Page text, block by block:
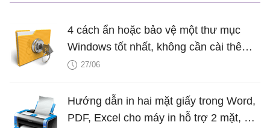
4 cách ẩn hoặc bảo vệ một thư mục
Windows tốt nhất, không cần cài thêm
phần mềm
27/06
Hướng dẫn in hai mặt giấy trong Word,
PDF, Excel cho máy in hỗ trợ 2 mặt, 1